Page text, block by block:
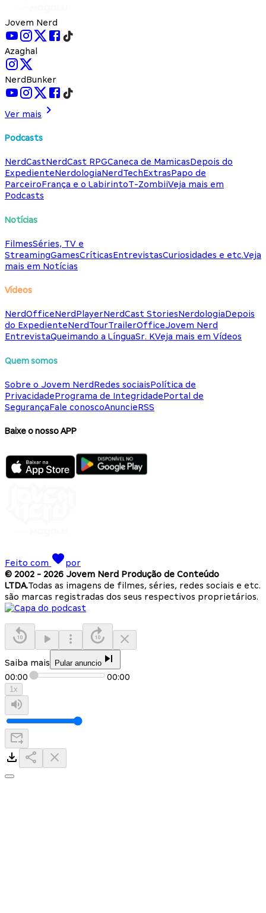
Jovem Nerd
Azaghal
NerdBunker
Ver mais
Podcasts
NerdCastNerdCast RPGCaneca de MamicasDepois do
ExpedienteNerdologiaNerdTechExtrasPapo de
ParceiroFrança e o LabirintoT-ZombiiVeja mais em
Podcasts
Notícias
FilmesSéries, TV e
StreamingGamesCríticasEntrevistasCuriosidades e etc.Veja
mais em Notícias
Vídeos
NerdOfficeNerdPlayerNerdCast StoriesNerdologiaDepois
do ExpedienteNerdTourTrailerOfficeJovem Nerd
EntrevistaQueimando a LínguaSr. KVeja mais em Vídeos
Quem somos
Sobre o Jovem NerdRedes sociaisPolítica de
PrivacidadePrograma de IntegridadePortal de
SegurançaFale conoscoAnuncieRSS
Baixe o nosso APP
Feito com
por
© 2002 - 2026 Jovem Nerd Produção de Conteúdo
LTDA.Todas as imagens de filmes, séries, redes sociais e etc.
são marcas registradas dos seus respectivos proprietários.
Saiba mais Pular anuncio
00:00 00:00
1x